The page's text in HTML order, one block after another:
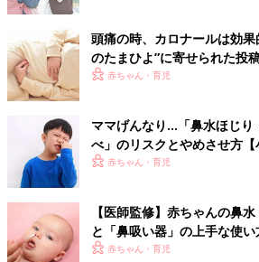
頭痛の時、カロナールは効
のたまひよ”に寄せられた投
赤ちゃん・育児
ママげんなり…「鼻水ほじり
べ」のリスクとやめさせ方【
赤ちゃん・育児
【医師監修】赤ちゃんの鼻
と「鼻吸い器」の上手な使い
赤ちゃん・育児